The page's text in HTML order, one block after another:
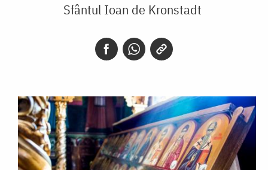
Sfântul Ioan de Kronstadt